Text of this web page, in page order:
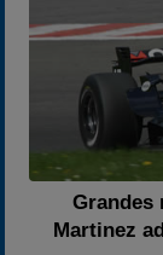
Grandes
Martinez